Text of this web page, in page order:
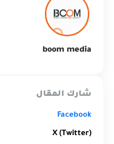
boom media
شارك المقال
Facebook
X (Twitter)